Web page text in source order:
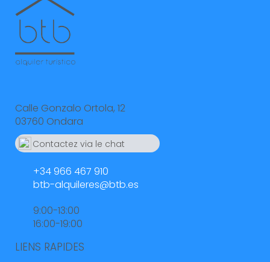
Calle Gonzalo Ortola, 12
03760 Ondara
Contactez via le chat
Whatsapp
+34 966 467 910
btb-alquileres@btb.es
9:00-13:00
16:00-19:00
LIENS RAPIDES